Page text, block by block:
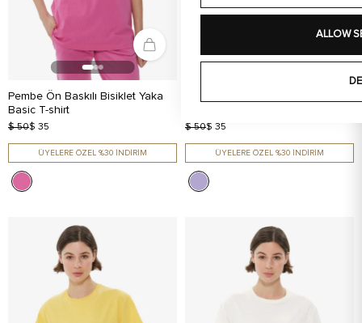
ALLOW
Pembe Ön Baskılı Bisiklet Yaka
Basic T-shirt
$ 50$ 35
ÜYELERE ÖZEL %30 İNDİRİM
$ 50$ 35
ÜYELERE ÖZEL %30 İNDİRİM